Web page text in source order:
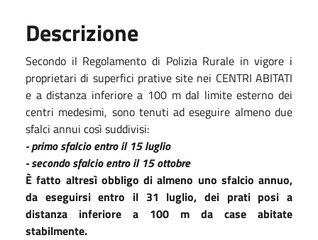
Descrizione
Secondo il Regolamento di Polizia Rurale in vigore i
proprietari di superfici prative site nei CENTRI ABITATI
e a distanza inferiore a 100 m dal limite esterno dei
centri medesimi, sono tenuti ad eseguire almeno due
sfalci annui così suddivisi:
- primo sfalcio entro il 15 luglio
- secondo sfalcio entro il 15 ottobre
È fatto altresì obbligo di almeno uno sfalcio annuo,
da eseguirsi entro il 31 luglio, dei prati posi a
distanza inferiore a 100 m da case abitate
stabilmente.